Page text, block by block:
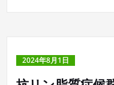
2024年8月1日